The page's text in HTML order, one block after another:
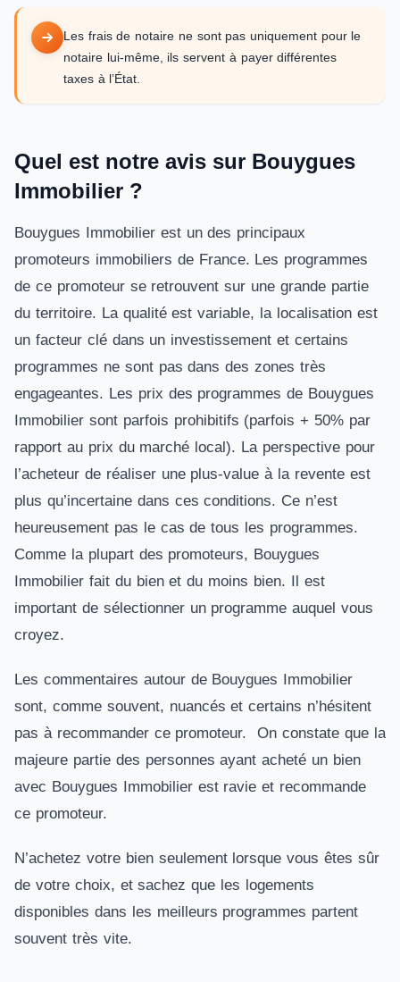
Les frais de notaire ne sont pas uniquement pour le
notaire lui-même, ils servent à payer différentes
taxes à l’État.
Quel est notre avis sur Bouygues
Immobilier ?
Bouygues Immobilier est un des principaux
promoteurs immobiliers de France. Les programmes
de ce promoteur se retrouvent sur une grande partie
du territoire. La qualité est variable, la localisation est
un facteur clé dans un investissement et certains
programmes ne sont pas dans des zones très
engageantes. Les prix des programmes de Bouygues
Immobilier sont parfois prohibitifs (parfois + 50% par
rapport au prix du marché local). La perspective pour
l’acheteur de réaliser une plus-value à la revente est
plus qu’incertaine dans ces conditions. Ce n’est
heureusement pas le cas de tous les programmes.
Comme la plupart des promoteurs, Bouygues
Immobilier fait du bien et du moins bien. Il est
important de sélectionner un programme auquel vous
croyez.
Les commentaires autour de Bouygues Immobilier
sont, comme souvent, nuancés et certains n’hésitent
pas à recommander ce promoteur. On constate que la
majeure partie des personnes ayant acheté un bien
avec Bouygues Immobilier est ravie et recommande
ce promoteur.
N’achetez votre bien seulement lorsque vous êtes sûr
de votre choix, et sachez que les logements
disponibles dans les meilleurs programmes partent
souvent très vite.